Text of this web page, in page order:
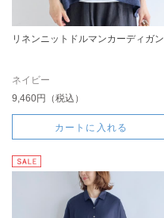
リネンニットドルマンカーディガン
ネイビー
9,460円（税込）
カートに入れる